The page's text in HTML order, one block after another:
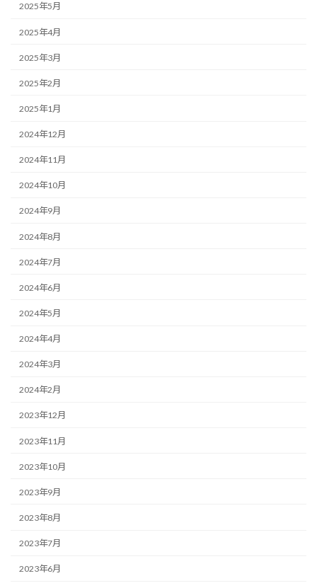
2025年5月
2025年4月
2025年3月
2025年2月
2025年1月
2024年12月
2024年11月
2024年10月
2024年9月
2024年8月
2024年7月
2024年6月
2024年5月
2024年4月
2024年3月
2024年2月
2023年12月
2023年11月
2023年10月
2023年9月
2023年8月
2023年7月
2023年6月